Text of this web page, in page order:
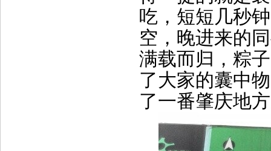
吃，短短几秒
空，晚进来的
满载而归，粽
了大家的囊中
了一番肇庆地